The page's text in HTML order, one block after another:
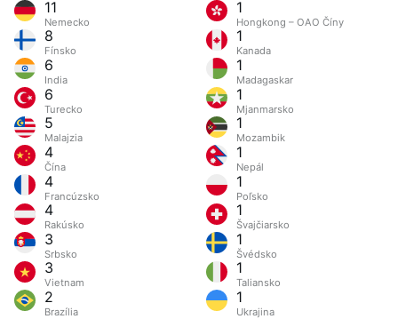
11
Nemecko
8
Fínsko
6
India
6
Turecko
5
Malajzia
4
Čína
4
Francúzsko
4
Rakúsko
3
Srbsko
3
Vietnam
2
Brazília
1
Hongkong – OAO Číny
1
Kanada
1
Madagaskar
1
Mjanmarsko
1
Mozambik
1
Nepál
1
Poľsko
1
Švajčiarsko
1
Švédsko
1
Taliansko
1
Ukrajina